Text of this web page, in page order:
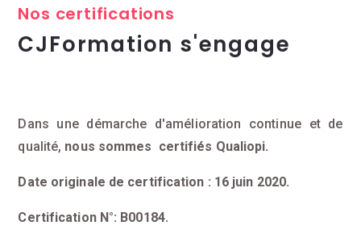
Nos certifications
CJFormation s'engage
Dans une démarche d'amélioration continue et de
qualité, nous sommes certifiés Qualiopi.
Date originale de certification : 16 juin 2020.
Certification N°: B00184.